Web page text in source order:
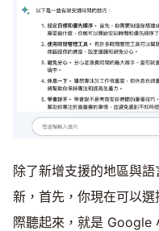
除了新增支援的地區與
新，首先，你現在可以
際聽起來，就是 Google